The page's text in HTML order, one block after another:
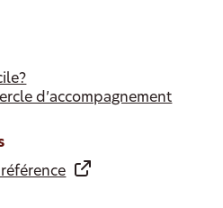
d’accompagnement